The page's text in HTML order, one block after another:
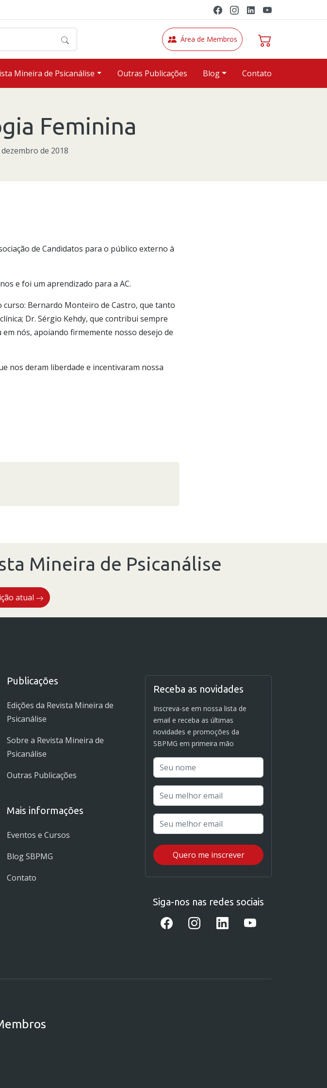
Área de Membros
Mineira de Psicanálise Outras Publicações Blog Contato
Feminina
de 2018
de Candidatos para o público externo à
e foi um aprendizado para a AC.
Bernardo Monteiro de Castro, que tanto
Dr. Sérgio Kehdy, que contribui sempre
nós, apoiando firmemente nosso desejo de
nos deram liberdade e incentivaram nossa
Mineira de Psicanálise
atual
Publicações
Edições da Revista Mineira de
Psicanálise
Sobre a Revista Mineira de
Psicanálise
Outras Publicações
Mais informações
Eventos e Cursos
Blog SBPMG
Contato
Receba as novidades
Inscreva-se em nossa lista de
email e receba as últimas
novidades e promoções da
SBPMG em primeira mão
Siga-nos nas redes sociais